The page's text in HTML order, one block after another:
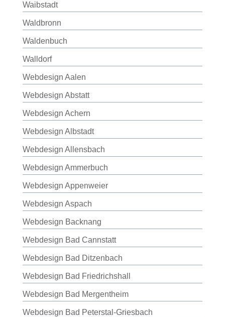
Waibstadt
Waldbronn
Waldenbuch
Walldorf
Webdesign Aalen
Webdesign Abstatt
Webdesign Achern
Webdesign Albstadt
Webdesign Allensbach
Webdesign Ammerbuch
Webdesign Appenweier
Webdesign Aspach
Webdesign Backnang
Webdesign Bad Cannstatt
Webdesign Bad Ditzenbach
Webdesign Bad Friedrichshall
Webdesign Bad Mergentheim
Webdesign Bad Peterstal-Griesbach